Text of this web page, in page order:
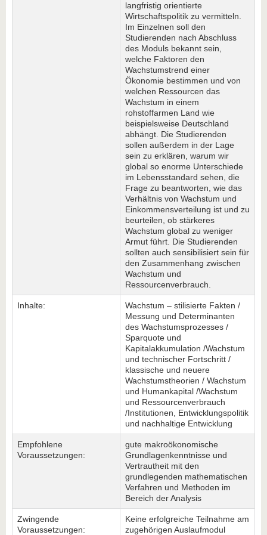
langfristig orientierte
Wirtschaftspolitik zu vermitteln.
Im Einzelnen soll den
Studierenden nach Abschluss
des Moduls bekannt sein,
welche Faktoren den
Wachstumstrend einer
Ökonomie bestimmen und von
welchen Ressourcen das
Wachstum in einem
rohstoffarmen Land wie
beispielsweise Deutschland
abhängt. Die Studierenden
sollen außerdem in der Lage
sein zu erklären, warum wir
global so enorme Unterschiede
im Lebensstandard sehen, die
Frage zu beantworten, wie das
Verhältnis von Wachstum und
Einkommensverteilung ist und zu
beurteilen, ob stärkeres
Wachstum global zu weniger
Armut führt. Die Studierenden
sollten auch sensibilisiert sein für
den Zusammenhang zwischen
Wachstum und
Ressourcenverbrauch.
Inhalte:
Wachstum – stilisierte Fakten /
Messung und Determinanten
des Wachstumsprozesses /
Sparquote und
Kapitalakkumulation /Wachstum
und technischer Fortschritt /
klassische und neuere
Wachstumstheorien / Wachstum
und Humankapital /Wachstum
und Ressourcenverbrauch
/Institutionen, Entwicklungspolitik
und nachhaltige Entwicklung
Empfohlene
Voraussetzungen:
gute makroökonomische
Grundlagenkenntnisse und
Vertrautheit mit den
grundlegenden mathematischen
Verfahren und Methoden im
Bereich der Analysis
Zwingende
Voraussetzungen:
Keine erfolgreiche Teilnahme am
zugehörigen Auslaufmodul